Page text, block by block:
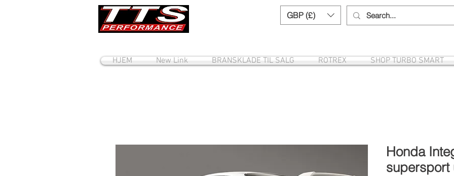
GBP (£)
HJEM New Link BRANSKLADE TIL SALG ROTREX SHOP TURBO SMART
Honda
supersport